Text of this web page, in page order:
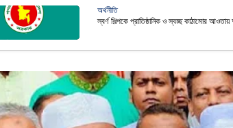
অর্থনীতি
স্বর্ণ শিল্পকে প্রাতিষ্ঠানিক ও স্বচ্ছ কাঠামোর